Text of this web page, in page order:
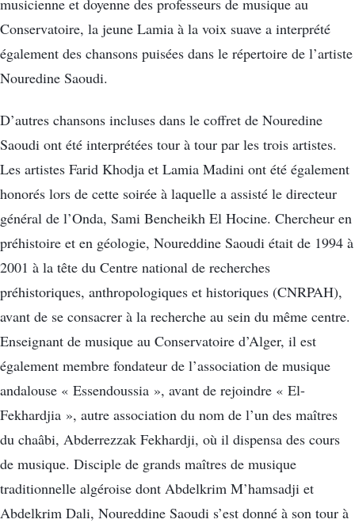
musicienne et doyenne des professeurs de musique au
Conservatoire, la jeune Lamia à la voix suave a interprété
également des chansons puisées dans le répertoire de l’artiste
Nouredine Saoudi.
D’autres chansons incluses dans le coffret de Nouredine
Saoudi ont été interprétées tour à tour par les trois artistes.
Les artistes Farid Khodja et Lamia Madini ont été également
honorés lors de cette soirée à laquelle a assisté le directeur
général de l’Onda, Sami Bencheikh El Hocine. Chercheur en
préhistoire et en géologie, Noureddine Saoudi était de 1994 à
2001 à la tête du Centre national de recherches
préhistoriques, anthropologiques et historiques (CNRPAH),
avant de se consacrer à la recherche au sein du même centre.
Enseignant de musique au Conservatoire d’Alger, il est
également membre fondateur de l’association de musique
andalouse « Essendoussia », avant de rejoindre « El-
Fekhardjia », autre association du nom de l’un des maîtres
du chaâbi, Abderrezzak Fekhardji, où il dispensa des cours
de musique. Disciple de grands maîtres de musique
traditionnelle algéroise dont Abdelkrim M’hamsadji et
Abdelkrim Dali, Noureddine Saoudi s’est donné à son tour à